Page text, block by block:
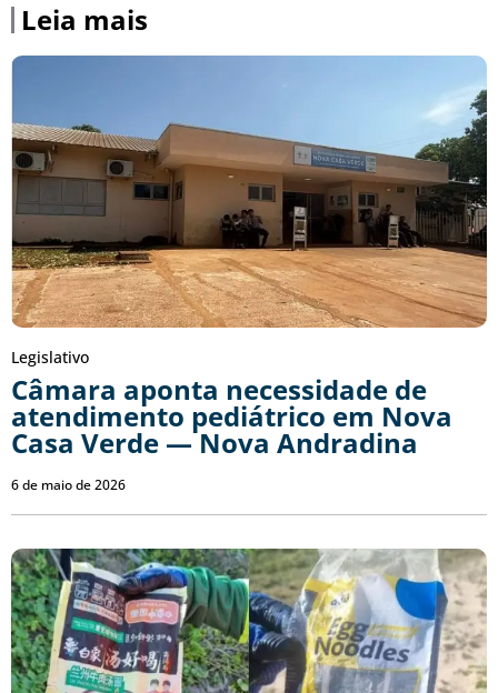
Leia mais
Legislativo
Câmara aponta necessidade de
atendimento pediátrico em Nova
Casa Verde — Nova Andradina
6 de maio de 2026